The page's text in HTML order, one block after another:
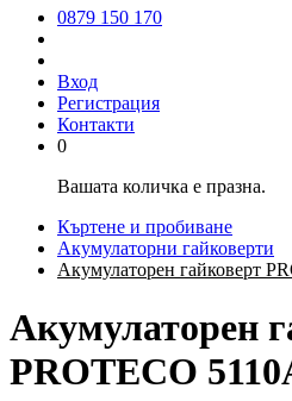
0879 150 170
Вход
Регистрация
Контакти
0
Вашата количка е празна.
Къртене и пробиване
Акумулаторни гайковерти
Акумулаторен гайковерт
Акумулаторен
PROTECO